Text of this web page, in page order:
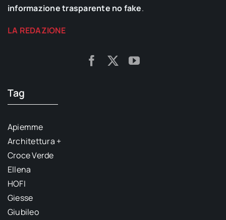
informazione trasparente no fake.
LA REDAZIONE
Tag
Apiemme
Architettura +
Croce Verde
Ellena
HOFI
Giesse
Giubileo